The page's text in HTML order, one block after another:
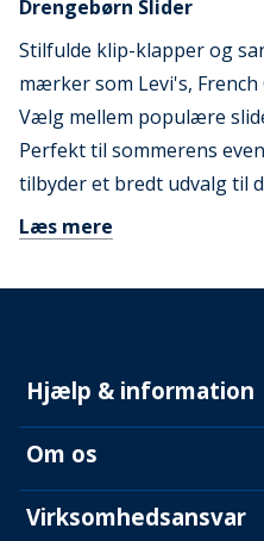
Drengebørn Slider
Stilfulde klip-klapper og
mærker som Levi's,
Vælg mellem populære
Perfekt til sommerens
tilbyder et bredt udvalg til
Læs mere
Hjælp & information
Om os
Virksomhedsansvar